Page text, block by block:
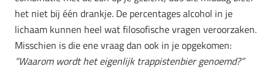
het niet bij één drankje. De percentages alcohol in je
lichaam kunnen heel wat filosofische vragen veroorzaken.
Misschien is die ene vraag dan ook in je opgekomen:
“Waarom wordt het eigenlijk trappistenbier genoemd?”